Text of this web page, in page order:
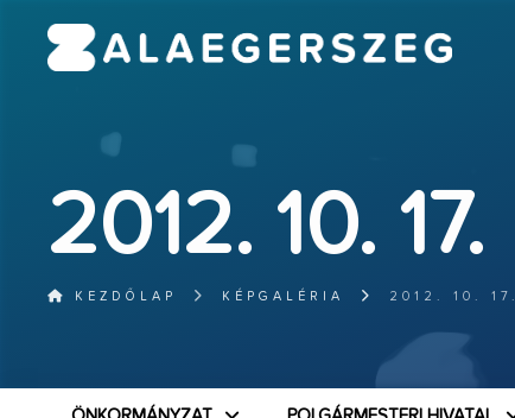
2012. 10. 17.
KEZDŐLAP KÉPGALÉRIA 2012. 10. 17.